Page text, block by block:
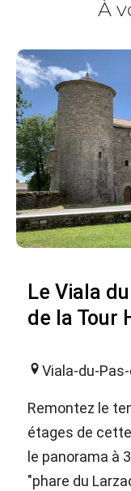
À
Le Viala
de la Tour
Viala-du-
Remontez le
étages de
le panorama à
"phare du